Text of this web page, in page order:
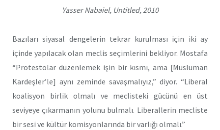
Yasser Nabaiel, Untitled, 2010
Bazıları siyasal dengelerin tekrar kurulması için iki ay
içinde yapılacak olan meclis seçimlerini bekliyor. Mostafa
“Protestolar düzenlemek işin bir kısmı, ama [Müslüman
Kardeşler’le] aynı zeminde savaşmalıyız,” diyor. “Liberal
koalisyon birlik olmalı ve meclisteki gücünü en üst
seviyeye çıkarmanın yolunu bulmalı. Liberallerin mecliste
bir sesi ve kültür komisyonlarında bir varlığı olmalı.”